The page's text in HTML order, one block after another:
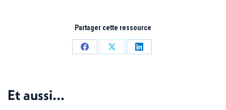
Partager cette ressource
PartagerPartagerPartager
Et aussi...